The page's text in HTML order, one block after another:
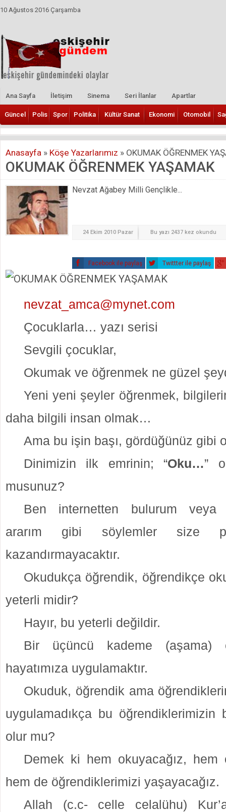
10 Ağustos 2016 Çarşamba
Ana Sayfa İletişim Sinema Seri İlanlar Apartlar
Güncel Polis Spor Politika Kültür Sanat Ekonomi Otomobil
Anasayfa » Köşe Yazarlarımız » OKUMAK ÖĞRENMEK
OKUMAK ÖĞRENMEK YAŞAMAK
Nevzat Ağabey Milli Gençlikle...
24 Ekim 2010 Pazar Bu yazı 2437 kez okundu
Facebook ile paylaş Twittter ile paylaş
nevzat_amca@mynet.com
Çocuklarla… yazı serisi
Sevgili çocuklar,
Okumak ve öğrenmek ne güzel
Yeni yeni şeyler öğrenmek,
daha bilgili insan olmak…
Ama bu işin başı, gördüğünüz gibi
Dinimizin ilk emrinin; “Oku…”
musunuz?
Ben internetten bulurum veya
ararım gibi söylemler size
kazandırmayacaktır.
Okudukça öğrendik, öğrendikçe
yeterli midir?
Hayır, bu yeterli değildir.
Bir üçüncü kademe (aşama)
hayatımıza uygulamaktır.
Okuduk, öğrendik ama
uygulamadıkça bu öğrendiklerimizin
olur mu?
Demek ki hem okuyacağız, hem
hem de öğrendiklerimizi yaşayacağız.
Allah (c.c- celle celalühu)